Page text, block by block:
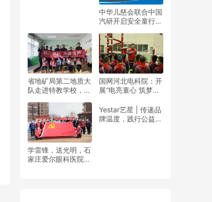
中华儿慈会联合中国
汽研开启安全童行公
省地矿局第二地质大
队走进特教学校，暖
国网河北电科院：开
展“电亮童心 筑梦未
学雷锋，送光明，石
家庄爱尔眼科医院党
Yestar艺星 | 传递品
牌温度，践行公益之